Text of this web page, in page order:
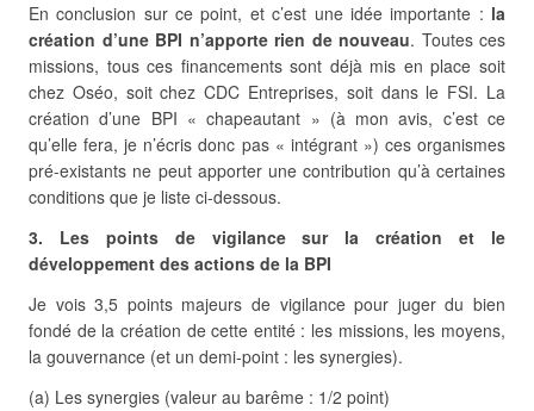
En conclusion sur ce point, et c’est une idée importante : la
création d’une BPI n’apporte rien de nouveau. Toutes ces
missions, tous ces financements sont déjà mis en place soit
chez Oséo, soit chez CDC Entreprises, soit dans le FSI. La
création d’une BPI « chapeautant » (à mon avis, c’est ce
qu’elle fera, je n’écris donc pas « intégrant ») ces organismes
pré-existants ne peut apporter une contribution qu’à certaines
conditions que je liste ci-dessous.
3. Les points de vigilance sur la création et le
développement des actions de la BPI
Je vois 3,5 points majeurs de vigilance pour juger du bien
fondé de la création de cette entité : les missions, les moyens,
la gouvernance (et un demi-point : les synergies).
(a) Les synergies (valeur au barême : 1/2 point)